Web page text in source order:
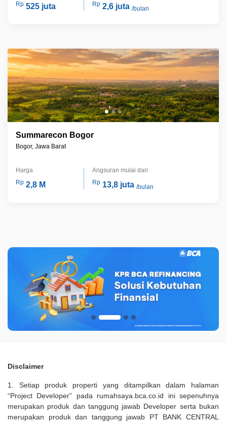
Rp 525 juta Rp 2,6 juta /bulan
Summarecon Bogor
Bogor, Jawa Barat
Harga
Rp 2,8 M
Angsuran mulai dari
Rp 13,8 juta /bulan
Disclaimer
1. Setiap produk properti yang ditampilkan dalam halaman
“Project Developer” pada rumahsaya.bca.co.id ini sepenuhnya
merupakan produk dan tanggung jawab Developer serta bukan
merupakan produk dan tanggung jawab PT BANK CENTRAL